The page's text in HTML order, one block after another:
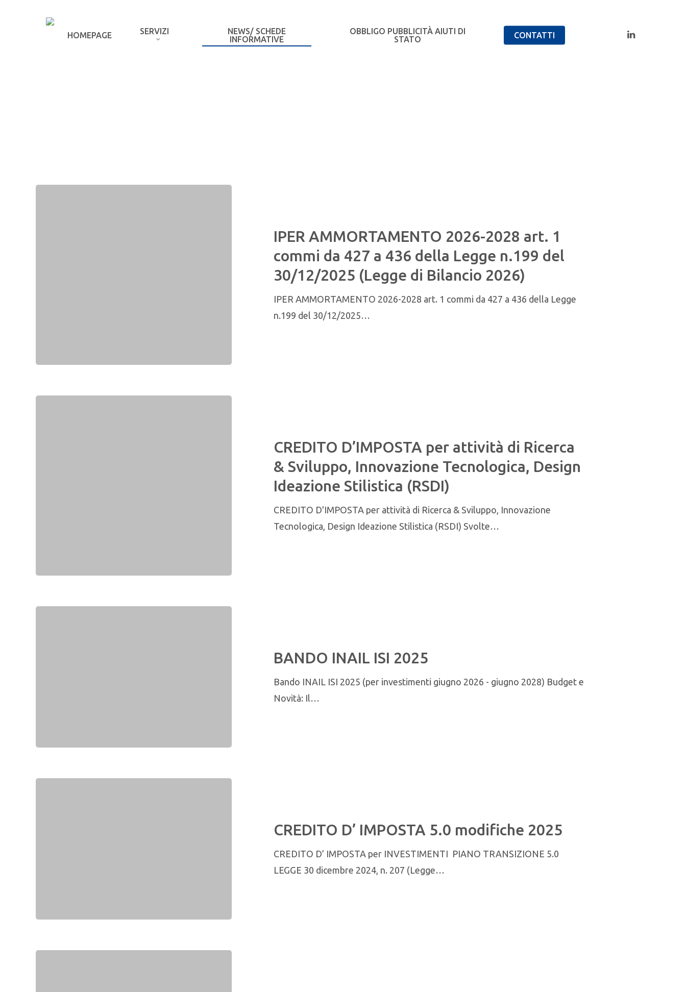
HOMEPAGE SERVIZI
NEWS/ SCHEDE
INFORMATIVE
OBBLIGO PUBBLICITÀ AIUTI DI
STATO
CONTATTI
IPER AMMORTAMENTO 2026-2028 art. 1
commi da 427 a 436 della Legge n.199 del
30/12/2025 (Legge di Bilancio 2026)
IPER AMMORTAMENTO 2026-2028 art. 1 commi da 427 a 436 della Legge
n.199 del 30/12/2025…
CREDITO D’IMPOSTA per attività di Ricerca
& Sviluppo, Innovazione Tecnologica, Design
Ideazione Stilistica (RSDI)
CREDITO D'IMPOSTA per attività di Ricerca & Sviluppo, Innovazione
Tecnologica, Design Ideazione Stilistica (RSDI) Svolte…
BANDO INAIL ISI 2025
Bando INAIL ISI 2025 (per investimenti giugno 2026 - giugno 2028) Budget e
Novità: Il…
CREDITO D’ IMPOSTA 5.0 modifiche 2025
CREDITO D’ IMPOSTA per INVESTIMENTI PIANO TRANSIZIONE 5.0
LEGGE 30 dicembre 2024, n. 207 (Legge…